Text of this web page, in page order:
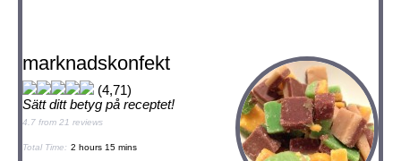
marknadskonfekt
(4,71)
Sätt ditt betyg på receptet!
4.7 from 21 reviews
Total Time: 2 hours 15 mins